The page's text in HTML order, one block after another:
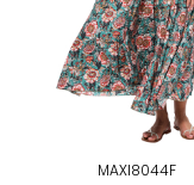
MAXI8044F